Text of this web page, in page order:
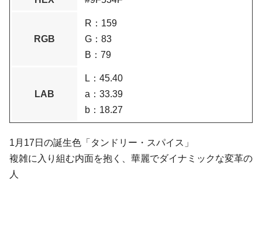
RGB
R：159
G：83
B：79
LAB
L：45.40
a：33.39
b：18.27
1月17日の誕生色「タンドリー・スパイス」
複雑に入り組む内面を抱く、華麗でダイナミックな変革の
人